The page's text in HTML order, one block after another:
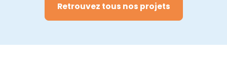
Retrouvez tous nos projets